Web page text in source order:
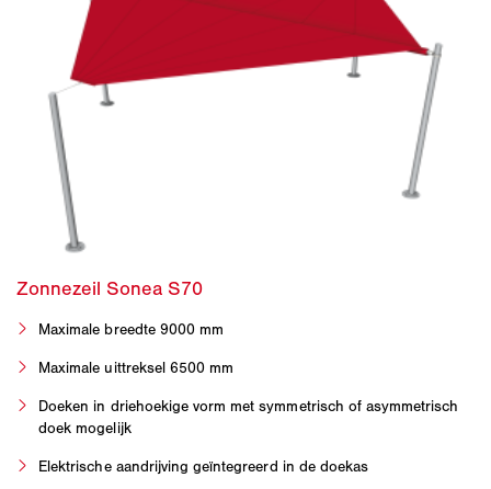
Maximale breedte 9000 mm
Maximale uittreksel 6500 mm
Doeken in driehoekige vorm met symmetrisch of asymmetrisch
doek mogelijk
Elektrische aandrijving geïntegreerd in de doekas